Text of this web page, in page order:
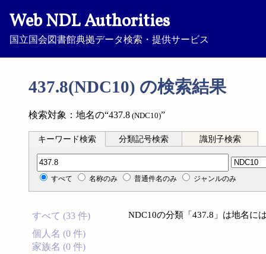
Web NDL Authorities
国立国会図書館典拠データ検索・提供サービス
437.8(NDC10) の検索結果
検索対象：地名の“437.8 (NDC10)”
キーワード検索 分類記号検索 識別子検索
分類記号検索
すべて 名称のみ 普通件名のみ ジャンルのみ
すべて (33 件)
個人名 (0 件)
家族名 (0 件)
NDC10の分類「437.8」は地名に